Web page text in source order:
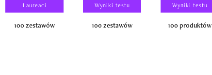
Laureaci
100 zestawów
Wyniki testu
100 zestawów
Wyniki testu
100 produktów